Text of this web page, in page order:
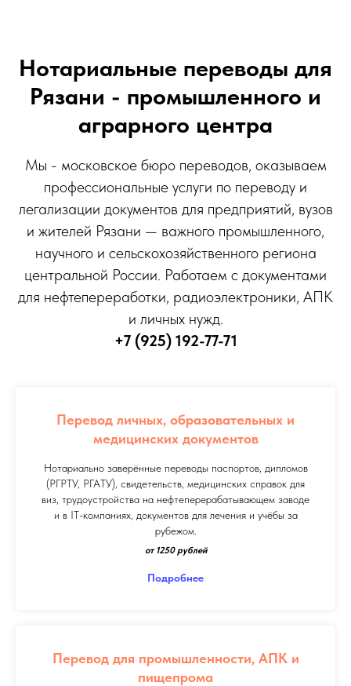
Нотариальные переводы для
Рязани - промышленного и
аграрного центра
Мы - московское бюро переводов, оказываем
профессиональные услуги по переводу и
легализации документов для предприятий, вузов
и жителей Рязани — важного промышленного,
научного и сельскохозяйственного региона
центральной России. Работаем с документами
для нефтепереработки, радиоэлектроники, АПК
и личных нужд.
+7 (925) 192-77-71
Перевод личных, образовательных и
медицинских документов
Нотариально заверённые переводы паспортов, дипломов
(РГРТУ, РГАТУ), свидетельств, медицинских справок для
виз, трудоустройства на нефтеперерабатывающем заводе
и в IT-компаниях, документов для лечения и учёбы за
рубежом.
от 1250 рублей
Подробнее
Перевод для промышленности, АПК и
пищепрома